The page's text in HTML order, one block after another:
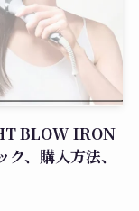
BLOW IRON
、購入方法、